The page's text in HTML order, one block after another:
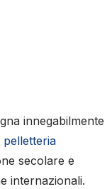
innegabilmente
pelletteria
secolare e
internazionali.